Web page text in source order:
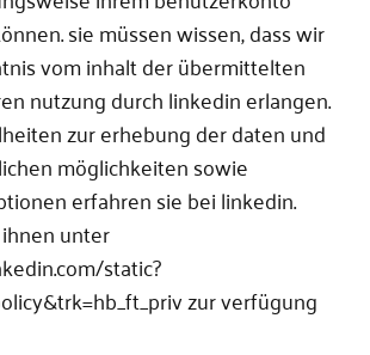
sie müssen wissen, dass wir
vom inhalt der übermittelten
nutzung durch linkedin erlangen.
zur erhebung der daten und
möglichkeiten sowie
erfahren sie bei linkedin.
unter
static?
zur verfügung